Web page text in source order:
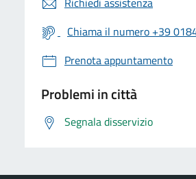
Chiama il numero +39
Prenota appuntamento
Problemi in città
Segnala disservizio